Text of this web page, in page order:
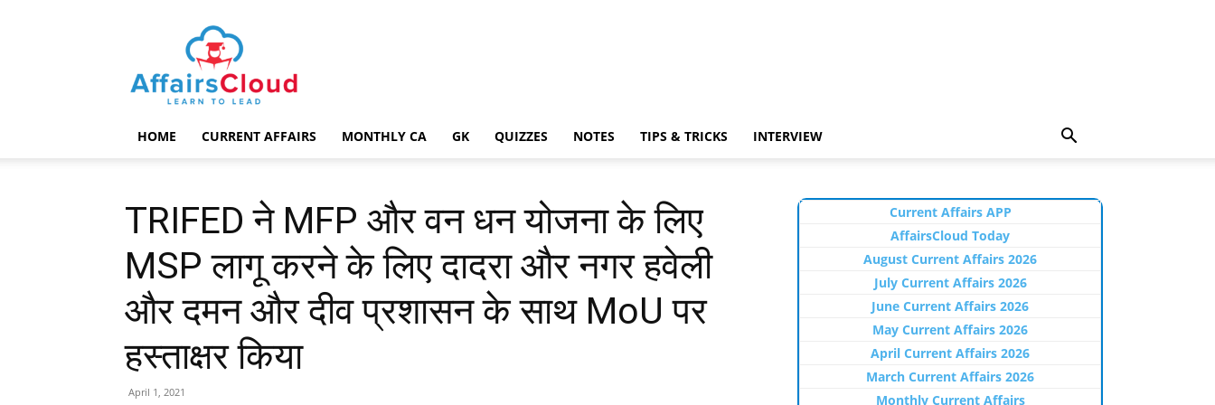
AffairsCloud.com
HOME CURRENT AFFAIRS MONTHLY CA GK QUIZZES NOTES TIPS & TRICKS INTERVIEW
TRIFED ने MFP और वन धन योजना के लिए
MSP लागू करने के लिए दादरा और नगर हवेली
और दमन और दीव प्रशासन के साथ MoU पर
हस्ताक्षर किया
April 1, 2021
Current Affairs APP
AffairsCloud Today
August Current Affairs 2026
July Current Affairs 2026
June Current Affairs 2026
May Current Affairs 2026
April Current Affairs 2026
March Current Affairs 2026
Monthly Current Affairs